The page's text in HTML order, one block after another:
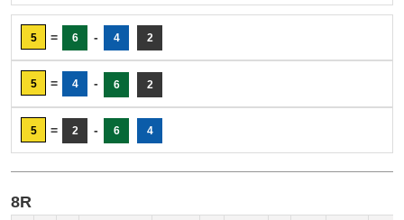
5 = 6 - 4 2
5 = 4 - 6 2
5 = 2 - 6 4
8R